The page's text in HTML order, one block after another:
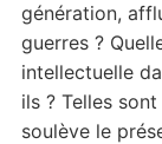
génération,
guerres ?
intellectuelle
ils ? Telles
soulève le